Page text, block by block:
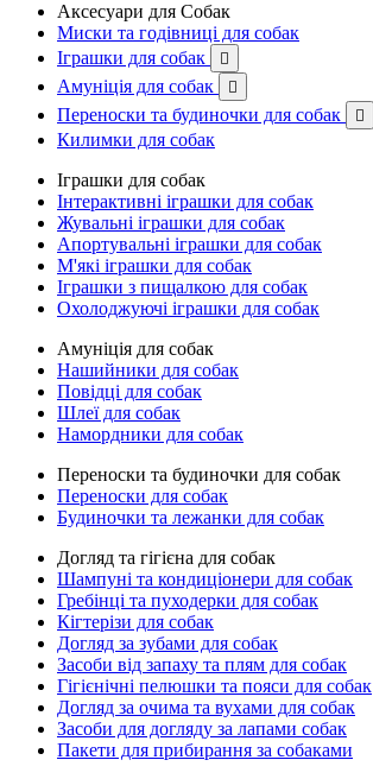
Аксесуари для Собак
Миски та годівниці для собак
Іграшки для собак

Амуніція для собак 
Переноски та будиночки для собак 
Килимки для собак
Іграшки для собак
Інтерактивні іграшки для собак
Жувальні іграшки для собак
Апортувальні іграшки для собак
М'які іграшки для собак
Іграшки з пищалкою для собак
Охолоджуючі іграшки для собак
Амуніція для собак
Нашийники для собак
Повідці для собак
Шлеї для собак
Намордники для собак
Переноски та будиночки для собак
Переноски для собак
Будиночки та лежанки для собак
Догляд та гігієна для собак
Шампуні та кондиціонери для собак
Гребінці та пуходерки для собак
Кігтерізи для собак
Догляд за зубами для собак
Засоби від запаху та плям для собак
Гігієнічні пелюшки та пояси для собак
Догляд за очима та вухами для собак
Засоби для догляду за лапами собак
Пакети для прибирання за собаками